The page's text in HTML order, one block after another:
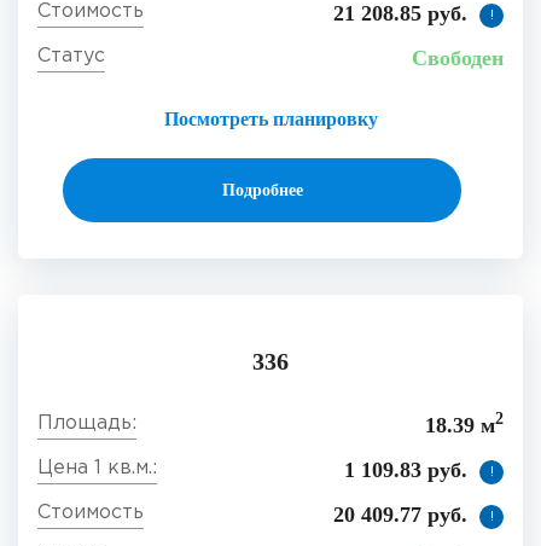
21 208.85 руб. !
Посмотреть планировку
Свободен
Подробнее
336
18.39 м2
1 109.83 руб. !
20 409.77 руб. !